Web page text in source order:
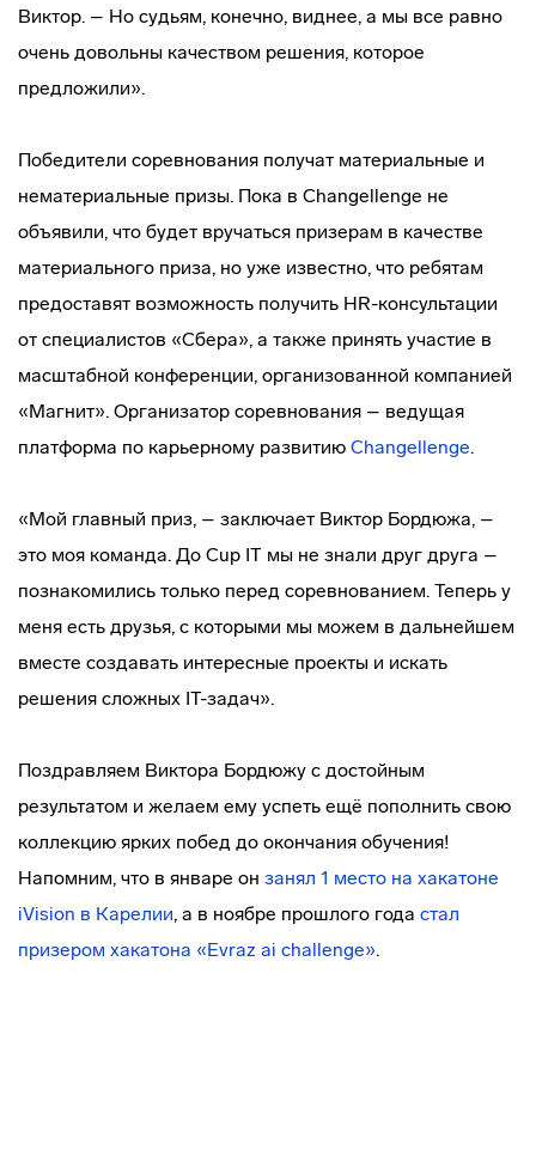
Виктор. – Но судьям, конечно, виднее, а мы все равно
очень довольны качеством решения, которое
предложили».
Победители соревнования получат материальные и
нематериальные призы. Пока в Changellenge не
объявили, что будет вручаться призерам в качестве
материального приза, но уже известно, что ребятам
предоставят возможность получить HR-консультации
от специалистов «Сбера», а также принять участие в
масштабной конференции, организованной компанией
«Магнит». Организатор соревнования – ведущая
платформа по карьерному развитию Changellenge.
«Мой главный приз, – заключает Виктор Бордюжа, –
это моя команда. До Cup IT мы не знали друг друга –
познакомились только перед соревнованием. Теперь у
меня есть друзья, с которыми мы можем в дальнейшем
вместе создавать интересные проекты и искать
решения сложных IT-задач».
Поздравляем Виктора Бордюжу с достойным
результатом и желаем ему успеть ещё пополнить свою
коллекцию ярких побед до окончания обучения!
Напомним, что в январе он занял 1 место на хакатоне
iVision в Карелии, а в ноябре прошлого года стал
призером хакатона «Evraz ai challenge».